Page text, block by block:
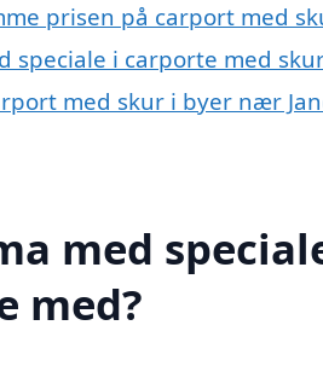
prisen på carport med
speciale i carporte med
med skur i byer nær
med
med?